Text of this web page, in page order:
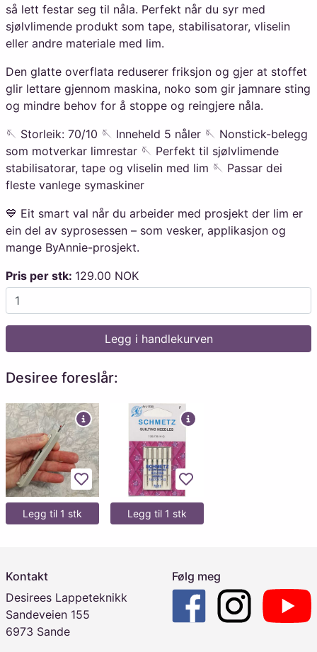
så lett festar seg til nåla. Perfekt når du syr med
sjølvlimende produkt som tape, stabilisatorar, vliselin
eller andre materiale med lim.
Den glatte overflata reduserer friksjon og gjer at stoffet
glir lettare gjennom maskina, noko som gir jamnare sting
og mindre behov for å stoppe og reingjere nåla.
🪡 Storleik: 70/10 🪡 Inneheld 5 nåler 🪡 Nonstick-belegg
som motverkar limrestar 🪡 Perfekt til sjølvlimende
stabilisatorar, tape og vliselin med lim 🪡 Passar dei
fleste vanlege symaskiner
💙 Eit smart val når du arbeider med prosjekt der lim er
ein del av syprosessen – som vesker, applikasjon og
mange ByAnnie-prosjekt.
Pris per stk: 129.00 NOK
Legg i handlekurven
Desiree foreslår:
Legg til favoritter
Legg til 1 stk
Legg til favoritter
Legg til 1 stk
Kontakt
Desirees Lappeteknikk
Sandeveien 155
6973 Sande
Følg meg